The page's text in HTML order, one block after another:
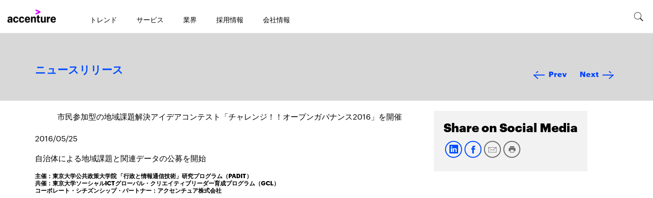
トレンド サービス 業界 採用情報 会社情報
ニュースリリース Prev Next
市民参加型の地域課題解決アイデアコンテスト「チャレンジ！！オープンガバナンス2016」を開催
2016/05/25
自治体による地域課題と関連データの公募を開始
主催：東京大学公共政策大学院 「行政と情報通信技術」研究プログラム（PADIT）
共催：東京大学ソーシャルICTグローバル・クリエイティブリーダー育成プログラム（GCL）
コーポレート・シチズンシップ・パートナー：アクセンチュア株式会社
Share on Social Media